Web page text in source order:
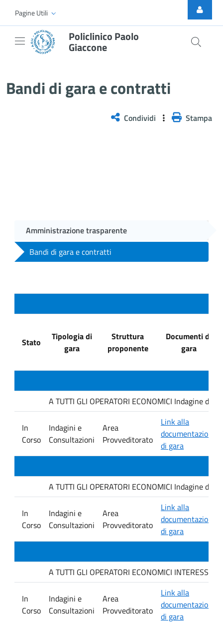
Skip to Main Content
Pagine Utili
Policlinico Paolo
Giaccone
Bandi di gara e contratti
Condividi Stampa
Amministrazione trasparente
Bandi di gara e contratti
Stato
Tipologia di
gara
Struttura
proponente
Documenti di
gara
A TUTTI GLI OPERATORI ECONOMICI Indagine
In
Corso
Indagini e
Consultazioni
Area
Provveditorato
Link alla
documentazione
di gara
A TUTTI GLI OPERATORI ECONOMICI Indagine
In
Corso
Indagini e
Consultazioni
Area
Provveditorato
Link alla
documentazione
di gara
A TUTTI GLI OPERATORI ECONOMICI
In
Corso
Indagini e
Consultazioni
Area
Provveditorato
Link alla
documentazione
di gara